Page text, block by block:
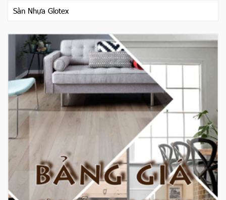
Sàn Nhựa Glotex